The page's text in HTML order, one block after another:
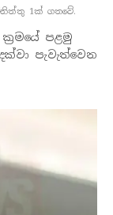
1ක් ගතවේ.
පළමු
පැවැත්වෙන